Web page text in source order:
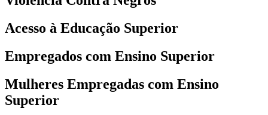
Acesso à Educação Superior
Empregados com Ensino Superior
Mulheres Empregadas com Ensino
Superior